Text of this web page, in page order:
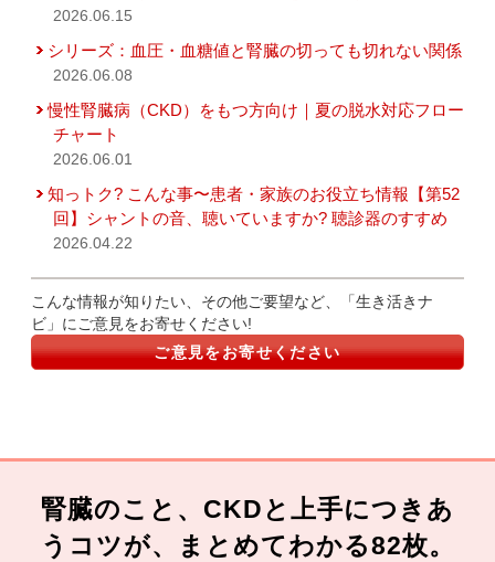
2026.06.15
シリーズ：血圧・血糖値と腎臓の切っても切れない関係
2026.06.08
慢性腎臓病（CKD）をもつ方向け｜夏の脱水対応フロー
チャート
2026.06.01
知っトク? こんな事〜患者・家族のお役立ち情報【第52
回】シャントの音、聴いていますか? 聴診器のすすめ
2026.04.22
こんな情報が知りたい、その他ご要望など、「生き活きナ
ビ」にご意見をお寄せください!
ご意見をお寄せください
腎臓のこと、CKDと上手につきあ
うコツが、まとめてわかる82枚。